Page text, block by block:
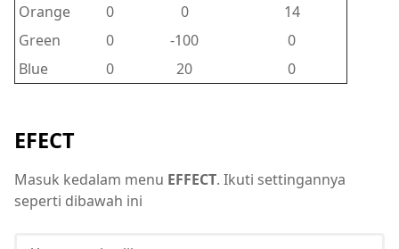
Orange
0 0
14
Green
0 -100
0
Blue
0 20 0
EFECT
Masuk kedalam menu EFFECT. Ikuti settingannya
seperti dibawah ini